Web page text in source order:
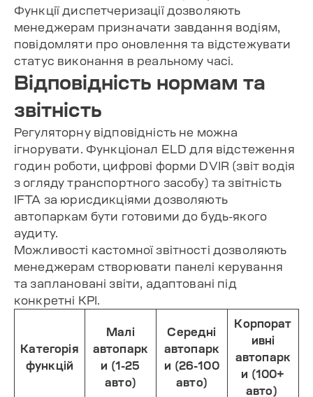
Функції диспетчеризації дозволяють
менеджерам призначати завдання водіям,
повідомляти про оновлення та відстежувати
статус виконання в реальному часі.
Відповідність нормам та
звітність
Регуляторну відповідність не можна
ігнорувати. Функціонал ELD для відстеження
годин роботи, цифрові форми DVIR (звіт водія
з огляду транспортного засобу) та звітність
IFTA за юрисдикціями дозволяють
автопаркам бути готовими до будь-якого
аудиту.
Можливості кастомної звітності дозволяють
менеджерам створювати панелі керування
та заплановані звіти, адаптовані під
конкретні KPI.
Категорія
функцій
Малі
автопарк
и (1-25
авто)
Середні
автопарк
и (26-100
авто)
Корпорат
ивні
автопарк
и (100+
авто)